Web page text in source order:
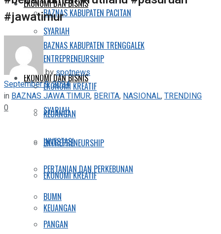
EKONOMI DAN BISNIS
SYARIAH
ENTREPRENEURSHIP
EKONOMI KREATIF
KEUANGAN
INVESTASI
PERTANIAN DAN PERKEBUNAN
BUMN
PANGAN
BAZNAS KABUPATEN PACITAN
BAZNAS KABUPATEN TRENGGALEK
EKONOMI DAN BISNIS
SYARIAH
ENTREPRENEURSHIP
EKONOMI KREATIF
KEUANGAN
#jawatimur
byspotnews
September 9, 2024
in BAZNAS JAWA TIMUR, BERITA, NASIONAL,TRENDING
0